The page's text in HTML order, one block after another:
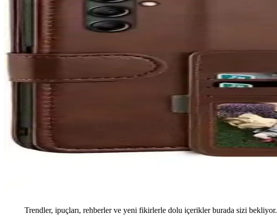
Trendler, ipuçları, rehberler ve yeni fikirlerle dolu içerikler burada sizi bekliyor.